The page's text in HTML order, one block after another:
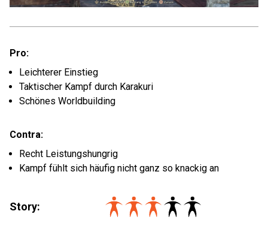
Pro:
Leichterer Einstieg
Taktischer Kampf durch Karakuri
Schönes Worldbuilding
Contra:
Recht Leistungshungrig
Kampf fühlt sich häufig nicht ganz so knackig an
Story: